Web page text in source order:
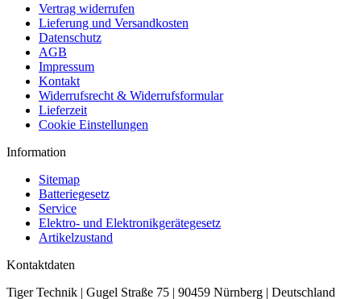
Vertrag widerrufen
Lieferung und Versandkosten
Datenschutz
AGB
Impressum
Kontakt
Widerrufsrecht & Widerrufsformular
Lieferzeit
Cookie Einstellungen
Information
Sitemap
Batteriegesetz
Service
Elektro- und Elektronikgerätegesetz
Artikelzustand
Kontaktdaten
Tiger Technik | Gugel Straße 75 | 90459 Nürnberg | Deutschland